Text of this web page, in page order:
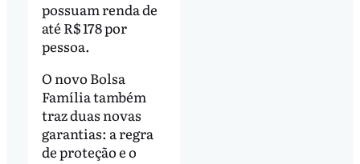
possuam renda de
até R$ 178 por
pessoa.
O novo Bolsa
Família também
traz duas novas
garantias: a regra
de proteção e o